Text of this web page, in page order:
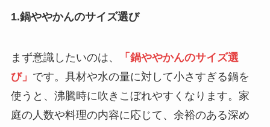
1.鍋ややかんのサイズ選び
まず意識したいのは、
「鍋ややかんのサイズ選
び」 です。具材や水の量に対して小さすぎる鍋を
使うと、沸騰時に吹きこぼれやすくなります。家
庭の人数や料理の内容に応じて、余裕のある深め